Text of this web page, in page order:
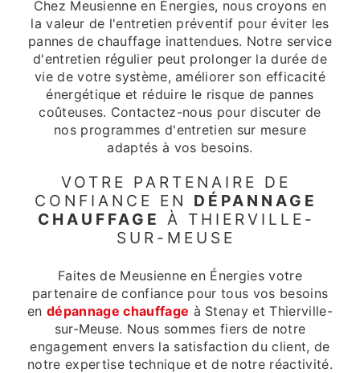
Chez Meusienne en Énergies, nous croyons en
la valeur de l'entretien préventif pour éviter les
pannes de chauffage inattendues. Notre service
d'entretien régulier peut prolonger la durée de
vie de votre système, améliorer son efficacité
énergétique et réduire le risque de pannes
coûteuses. Contactez-nous pour discuter de
nos programmes d'entretien sur mesure
adaptés à vos besoins.
VOTRE PARTENAIRE DE
CONFIANCE EN DÉPANNAGE
CHAUFFAGE
À THIERVILLE-
SUR-MEUSE
Faites de Meusienne en Énergies votre
partenaire de confiance pour tous vos besoins
endépannage chauffage à Stenay et Thierville-
sur-Meuse. Nous sommes fiers de notre
engagement envers la satisfaction du client, de
notre expertise technique et de notre réactivité.